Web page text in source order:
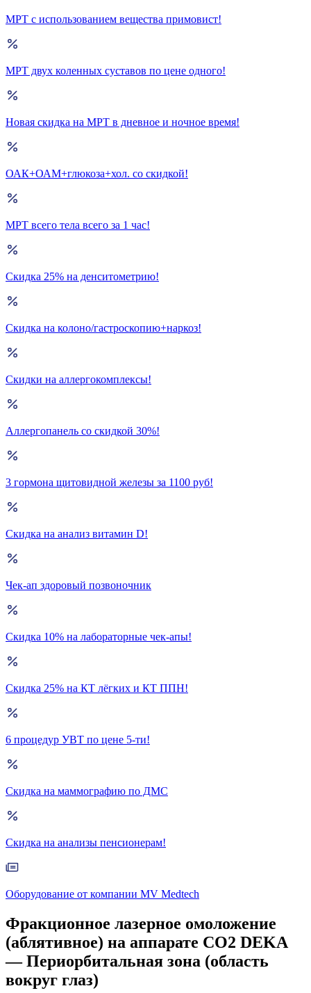
МРТ с использованием вещества примовист!
МРТ двух коленных суставов по цене одного!
Новая скидка на МРТ в дневное и ночное время!
ОАК+ОАМ+глюкоза+хол. со скидкой!
МРТ всего тела всего за 1 час!
Скидка 25% на денситометрию!
Скидка на колоно/гастроскопию+наркоз!
Скидки на аллергокомплексы!
Аллергопанель со скидкой 30%!
3 гормона щитовидной железы за 1100 руб!
Скидка на анализ витамин D!
Чек-ап здоровый позвоночник
Скидка 10% на лабораторные чек-апы!
Скидка 25% на КТ лёгких и КТ ППН!
6 процедур УВТ по цене 5-ти!
Скидка на маммографию по ДМС
Скидка на анализы пенсионерам!
Оборудование от компании MV Medtech
Фракционное лазерное омоложение
(аблятивное) на аппарате СО2 DEKA
— Периорбитальная зона (область
вокруг глаз)